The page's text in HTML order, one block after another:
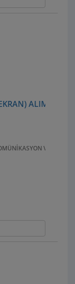
VE ILGILI